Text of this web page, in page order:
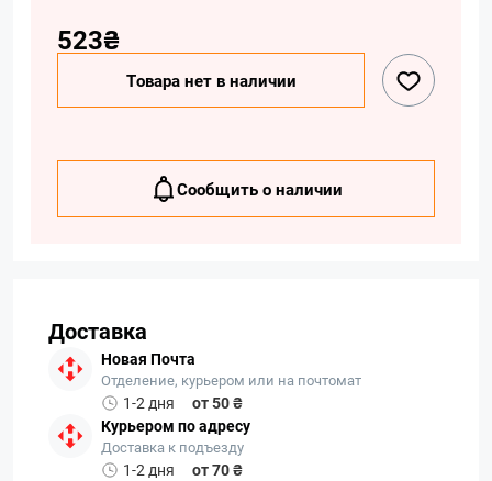
523₴
Товара нет в наличии
Сообщить о наличии
Доставка
Новая Почта
Отделение, курьером или на почтомат
1-2 дня
от 50 ₴
Курьером по адресу
Доставка к подъезду
1-2 дня
от 70 ₴